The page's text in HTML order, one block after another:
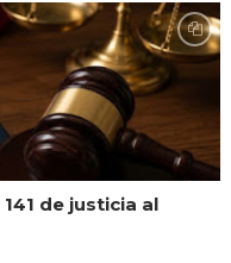
de justicia al